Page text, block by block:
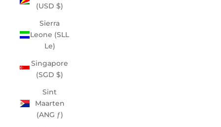
(USD $)
Sierra
Leone (SLL
Le)
Singapore
(SGD $)
Sint
Maarten
(ANG ƒ)